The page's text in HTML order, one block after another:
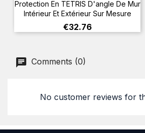
Protection En TETRIS D'angle De Mur
Intérieur Et Extérieur Sur Mesure
Price
€32.76
Comments (0)
No customer reviews for